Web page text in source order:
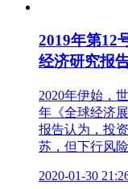
2019年第12
经济研究报
2020年伊始，
年《全球经济
报告认为，投
苏，但下行风
2020-01-30